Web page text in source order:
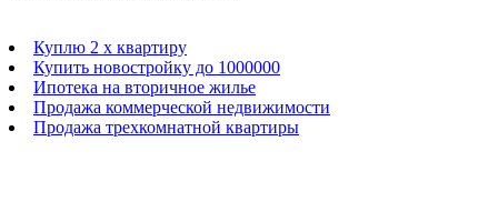
Куплю 2 х квартиру
Купить новостройку до 1000000
Ипотека на вторичное жилье
Продажа коммерческой недвижимости
Продажа трехкомнатной квартиры